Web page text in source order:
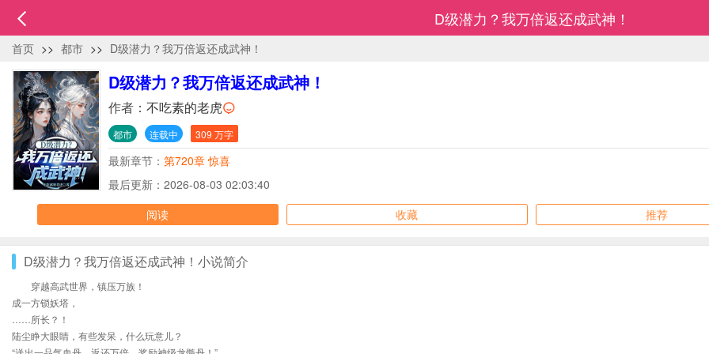
D级潜力？我万倍返还成武神！
首页 >> 都市 >> D级潜力？我万倍返还成武神！
D级潜力？我万倍返还成武神！
作者： 不吃素的老虎
都市 连载中 309 万字
最新章节： 第720章 惊喜
最后更新：2026-08-03 02:03:40
阅读
收藏 推荐
D级潜力？我万倍返还成武神！小说简介
穿越高武世界，镇压万族！
成一方锁妖塔，
……所长？！
陆尘睁大眼睛，有些发呆，什么玩意儿？